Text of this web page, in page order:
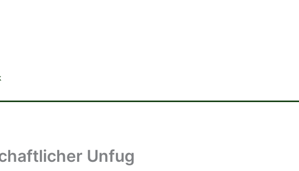
Unfug